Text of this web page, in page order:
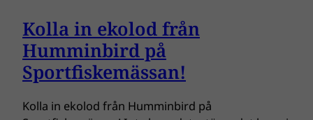
Kolla in ekolod från
Humminbird på
Sportfiskemässan!
Kolla in ekolod från Humminbird på